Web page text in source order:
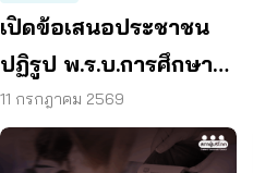
เปิดข้อเสนอประชาชน
ปฏิรูป พ.ร.บ.การศึกษา
แห่งชาติ ลดเหลื่อมล้ำ –
เพิ่มคุณภาพผู้เรียน
11 กรกฎาคม 2569